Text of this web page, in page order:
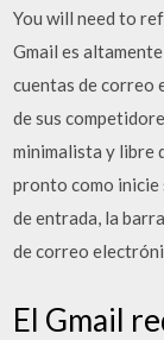
You will need to
Gmail es
cuentas de correo
de sus
minimalista y libre
pronto como inicie
de entrada, la
de correo
El Gmail